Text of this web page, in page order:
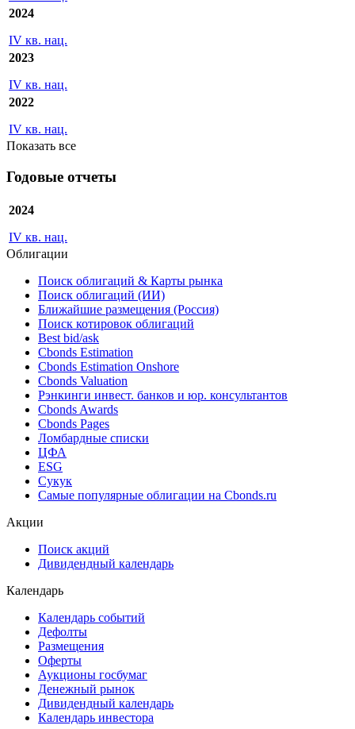
2024
IV кв. нац.
2023
IV кв. нац.
2022
IV кв. нац.
Показать все
Годовые отчеты
2024
IV кв. нац.
Облигации
Поиск облигаций & Карты рынка
Поиск облигаций (ИИ)
Ближайшие размещения (Россия)
Поиск котировок облигаций
Best bid/ask
Cbonds Estimation
Cbonds Estimation Onshore
Cbonds Valuation
Рэнкинги инвест. банков и юр. консультантов
Cbonds Awards
Cbonds Pages
Ломбардные списки
ЦФА
ESG
Сукук
Самые популярные облигации на Cbonds.ru
Акции
Поиск акций
Дивидендный календарь
Календарь
Календарь событий
Дефолты
Размещения
Оферты
Аукционы госбумаг
Денежный рынок
Дивидендный календарь
Календарь инвестора